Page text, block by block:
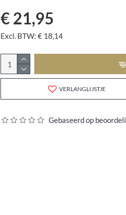
Gebaseerd op
€ 21,95
Excl. BTW: € 18,14
VERLANGLIJSTJE